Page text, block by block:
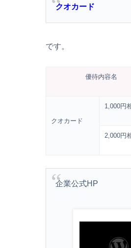
クオカード
です。
優待内容名
クオカード
1,000円
2,000円
企業公式HP